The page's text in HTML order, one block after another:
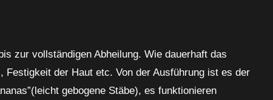
zur vollständigen Abheilung. Wie dauerhaft das
der Haut etc. Von der Ausführung ist es der
gebogene Stäbe), es funktionieren